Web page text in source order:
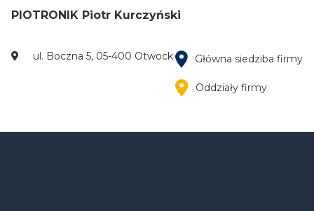
PIOTRONIK Piotr Kurczyński
ul. Boczna 5, 05-400 Otwock Główna siedziba firmy
Oddziały firmy